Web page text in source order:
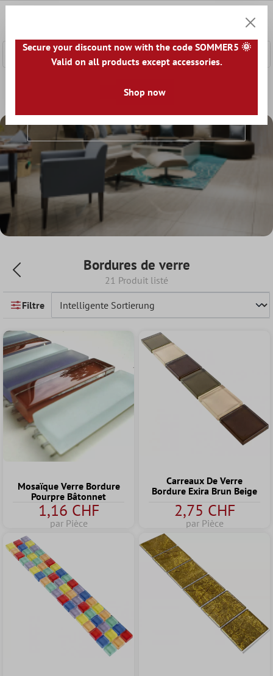
Panier
Carrelage Mural Bordure
Bordures De Verre
Bordures de verre
21 Produit listé
Filtre
Mosaïque Verre Bordure
Pourpre Bâtonnet
1,16 CHF
par Pièce
Carreaux De Verre
Bordure Exira Brun Beige
2,75 CHF
par Pièce
Secure your discount now with the code SOMMER5 🌞
Valid on all products except accessories.
Shop now